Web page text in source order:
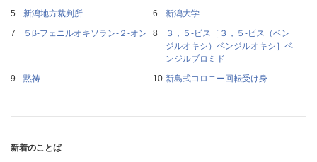
新潟地方裁判所
新潟大学
５β‐フェニルオキソラン‐２‐オン
３，５‐ビス［３，５‐ビス（ベン
ジルオキシ）ベンジルオキシ］ベ
ンジルブロミド
黙祷
新島式コロニー回転受け身
新着のことば